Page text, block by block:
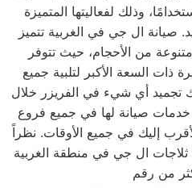
وذلك لفعاليتها المتميزة
صيانة ال جي في الغربية تتميز
من الأحجام، حيث تتوفر
ذات السعة الأكبر لتلبية جميع
تجميد أي شيء في الفريزر خلال
خدمات صيانة لها في جميع فروع
إليك في جميع الأوقات. نظراً
ثلاجات ال جي في منطقة الغربية